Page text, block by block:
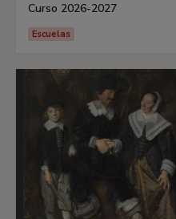
Curso 2026-2027
Escuelas